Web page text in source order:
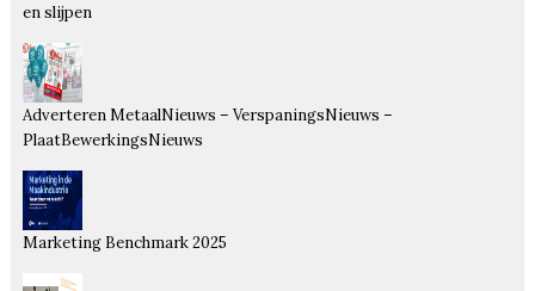
en slijpen
Adverteren MetaalNieuws – VerspaningsNieuws –
PlaatBewerkingsNieuws
Marketing Benchmark 2025